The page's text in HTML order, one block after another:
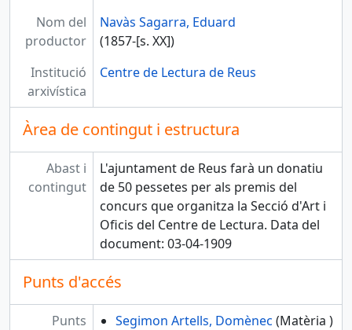
Nom del
productor
Navàs Sagarra, Eduard
(1857-[s. XX])
Institució
arxivística
Centre de Lectura de Reus
Àrea de contingut i estructura
Abast i
contingut
L'ajuntament de Reus farà un donatiu
de 50 pessetes per als premis del
concurs que organitza la Secció d'Art i
Oficis del Centre de Lectura. Data del
document: 03-04-1909
Punts d'accés
Punts
Segimon Artells, Domènec (Matèria )